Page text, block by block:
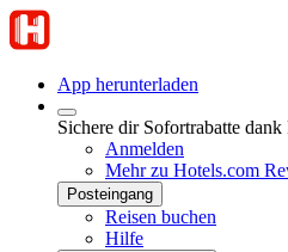
App herunterladen
Sichere dir Sofortrabatte
Anmelden
Mehr zu Hotels.com
Posteingang
Reisen buchen
Hilfe